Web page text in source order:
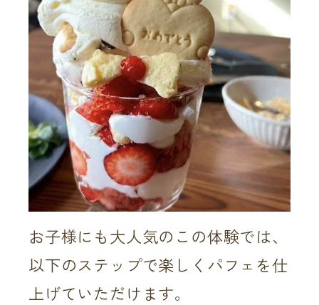
お子様にも大人気のこの体験では、
以下のステップで楽しくパフェを仕
上げていただけます。